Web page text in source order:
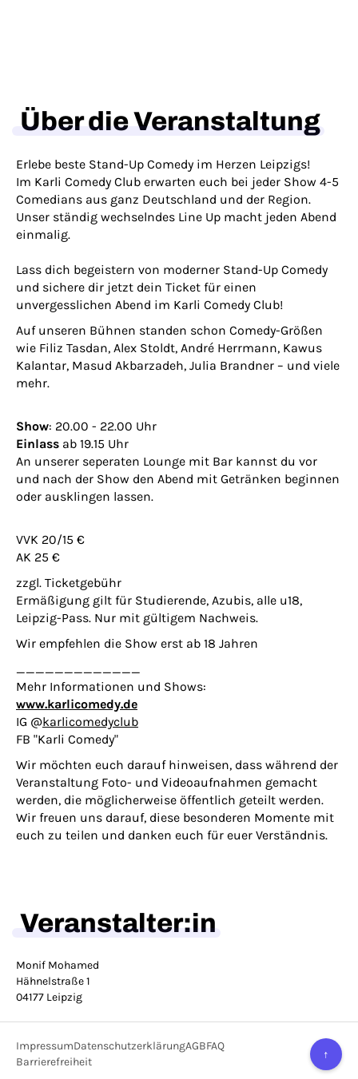
Über die Veranstaltung
Erlebe beste Stand-Up Comedy im Herzen Leipzigs!
Im Karli Comedy Club erwarten euch bei jeder Show 4-5
Comedians aus ganz Deutschland und der Region.
Unser ständig wechselndes Line Up macht jeden Abend
einmalig.
Lass dich begeistern von moderner Stand-Up Comedy
und sichere dir jetzt dein Ticket für einen
unvergesslichen Abend im Karli Comedy Club!
Auf unseren Bühnen standen schon Comedy-Größen
wie Filiz Tasdan, Alex Stoldt, André Herrmann, Kawus
Kalantar, Masud Akbarzadeh, Julia Brandner – und viele
mehr.
Show: 20.00 - 22.00 Uhr
Einlass ab 19.15 Uhr
An unserer seperaten Lounge mit Bar kannst du vor
und nach der Show den Abend mit Getränken beginnen
oder ausklingen lassen.
VVK 20/15 €
AK 25 €
zzgl. Ticketgebühr
Ermäßigung gilt für Studierende, Azubis, alle u18,
Leipzig-Pass. Nur mit gültigem Nachweis.
Wir empfehlen die Show erst ab 18 Jahren
_____________
Mehr Informationen und Shows:
www.karlicomedy.de
IG @karlicomedyclub
FB "Karli Comedy"
Wir möchten euch darauf hinweisen, dass während der
Veranstaltung Foto- und Videoaufnahmen gemacht
werden, die möglicherweise öffentlich geteilt werden.
Wir freuen uns darauf, diese besonderen Momente mit
euch zu teilen und danken euch für euer Verständnis.
Veranstalter:in
Monif Mohamed
Hähnelstraße 1
04177 Leipzig
ImpressumDatenschutzerklärungAGBFAQ
Barrierefreiheit
↑